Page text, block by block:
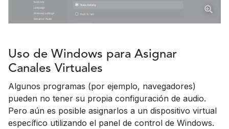
Uso de Windows para Asignar
Canales Virtuales
Algunos programas (por ejemplo, navegadores)
pueden no tener su propia configuración de audio.
Pero aún es posible asignarlos a un dispositivo virtual
específico utilizando el panel de control de Windows.